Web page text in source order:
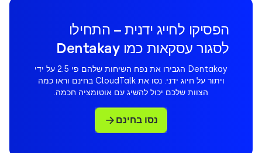
הפסיקו לחייג ידנית – התחילו
לסגור עסקאות כמו Dentakay
Dentakay הגבירו את נפח השיחות שלהם פי 2.5 על ידי
ויתור על חיוג ידני. נסו את CloudTalk בחינם וראו כמה
הצוות שלכם יכול להשיג עם אוטומציה חכמה.
נסו בחינם